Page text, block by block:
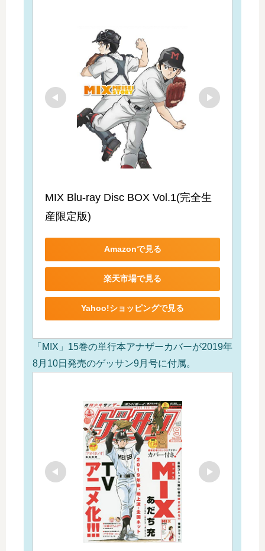
MIX Blu-ray Disc BOX Vol.1(完全生
産限定版)
Amazonで見る
楽天市場で見る
Yahoo!ショッピングで見る
「MIX」15巻の単行本アナザーカバーが2019年
8月10日発売のゲッサン9月号に付属。